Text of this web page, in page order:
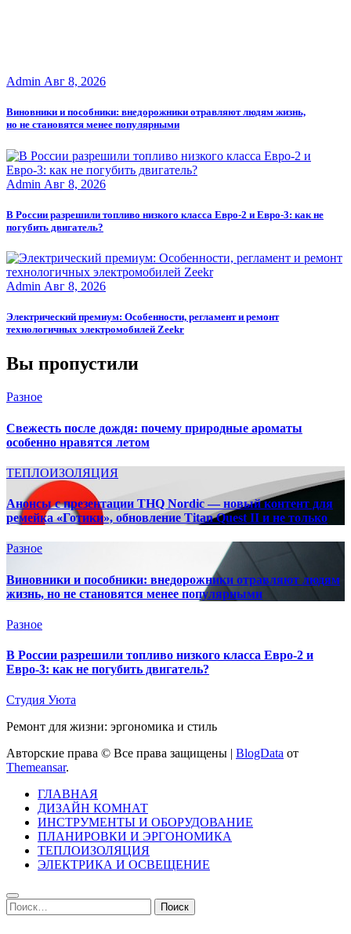
Admin Авг 8, 2026
Виновники и пособники: внедорожники отравляют людям жизнь,
но не становятся менее популярными
Admin Авг 8, 2026
В России разрешили топливо низкого класса Евро-2 и Евро-3: как не
погубить двигатель?
Admin Авг 8, 2026
Электрический премиум: Особенности, регламент и ремонт
технологичных электромобилей Zeekr
Вы пропустили
Разное
Свежесть после дождя: почему природные ароматы
особенно нравятся летом
ТЕПЛОИЗОЛЯЦИЯ
Анонсы с презентации THQ Nordic — новый контент для
ремейка «Готики», обновление Titan Quest II и не только
Разное
Виновники и пособники: внедорожники отравляют людям
жизнь, но не становятся менее популярными
Разное
В России разрешили топливо низкого класса Евро-2 и
Евро-3: как не погубить двигатель?
Студия Уюта
Ремонт для жизни: эргономика и стиль
Авторские права © Все права защищены | BlogData от
Themeansar.
ГЛАВНАЯ
ДИЗАЙН КОМНАТ
ИНСТРУМЕНТЫ И ОБОРУДОВАНИЕ
ПЛАНИРОВКИ И ЭРГОНОМИКА
ТЕПЛОИЗОЛЯЦИЯ
ЭЛЕКТРИКА И ОСВЕЩЕНИЕ
Найти: